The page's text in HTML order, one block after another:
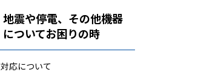
地震や停電、その他機器
についてお困りの時
対応について